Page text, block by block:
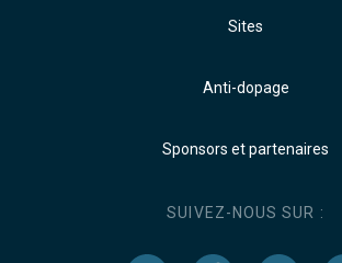
Sites
Anti-dopage
Sponsors et partenaires
SUIVEZ-NOUS SUR :